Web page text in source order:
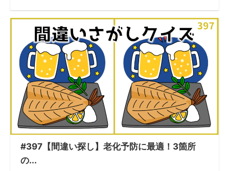
#397【間違い探し】老化予防に最適！3箇所
の...